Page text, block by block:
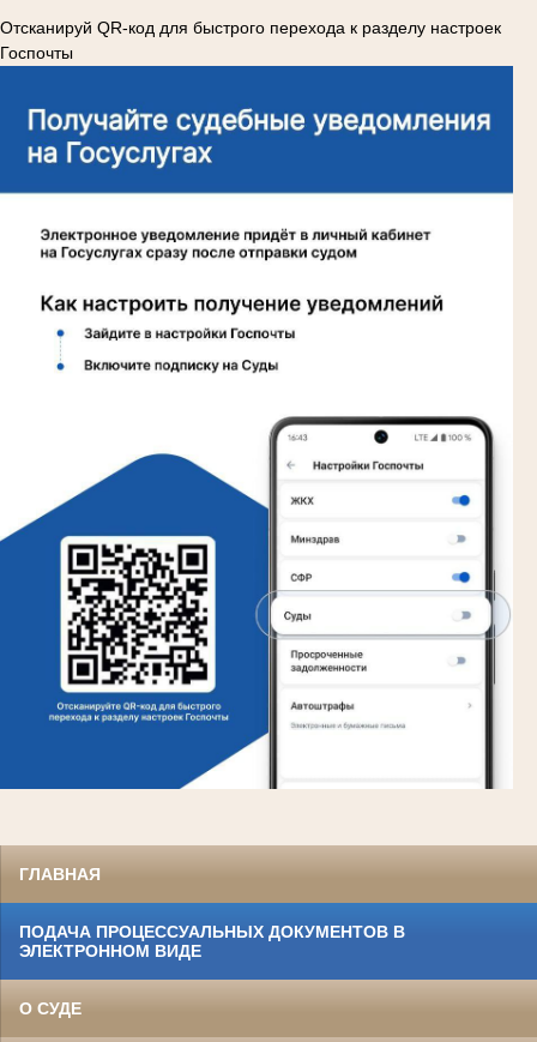
Отсканируй QR-код для быстрого перехода к разделу настроек
Госпочты
ГЛАВНАЯ
ПОДАЧА ПРОЦЕССУАЛЬНЫХ ДОКУМЕНТОВ В
ЭЛЕКТРОННОМ ВИДЕ
О СУДЕ